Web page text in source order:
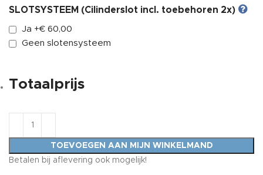
SLOTSYSTEEM (Cilinderslot incl. toebehoren 2x)
Ja +€ 60,00
Geen slotensysteem
Totaalprijs
TOEVOEGEN AAN MIJN WINKELMAND
Betalen bij aflevering ook mogelijk!